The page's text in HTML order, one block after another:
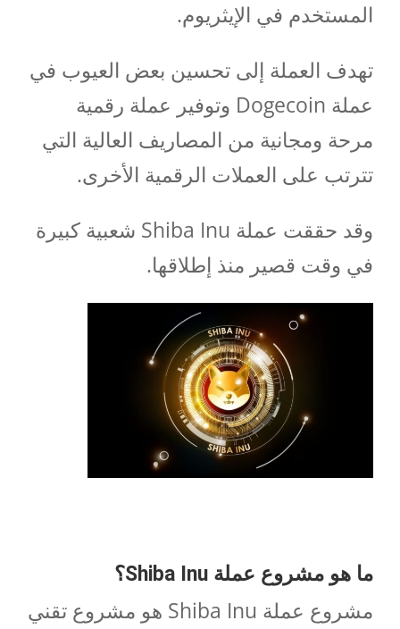
المستخدم في الإيثريوم.
تهدف العملة إلى تحسين بعض العيوب في
عملة Dogecoin وتوفير عملة رقمية
مرحة ومجانية من المصاريف العالية التي
تترتب على العملات الرقمية الأخرى.
وقد حققت عملة Shiba Inu شعبية كبيرة
في وقت قصير منذ إطلاقها.
ما هو مشروع عملة Shiba Inu؟
مشروع عملة Shiba Inu هو مشروع تقني